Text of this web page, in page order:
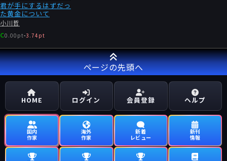
君が手にするはずだっ
た黄金について
小川哲
C0.00pt-3.74pt
ページの先頭へ
HOME ログイン 会員登録 ヘルプ
国内
作家
海外
作家
新着
レビュー
新刊
情報